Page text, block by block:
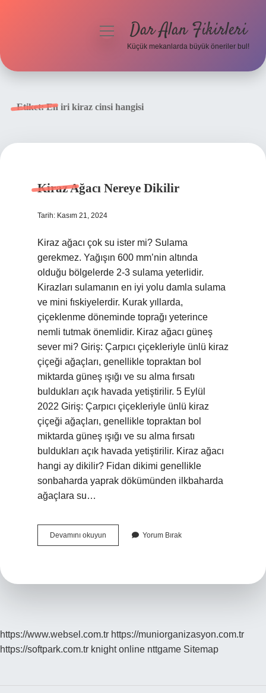
menüyüDar Alan Fikirleri
Küçük mekanlarda büyük öneriler bul!
Etiket:En iri kiraz cinsi hangisi
Kiraz Ağacı Nereye Dikilir
Tarih: Kasım 21, 2024
Kiraz ağacı çok su ister mi? Sulama
gerekmez. Yağışın 600 mm’nin altında
olduğu bölgelerde 2-3 sulama yeterlidir.
Kirazları sulamanın en iyi yolu damla sulama
ve mini fıskiyelerdir. Kurak yıllarda,
çiçeklenme döneminde toprağı yeterince
nemli tutmak önemlidir. Kiraz ağacı güneş
sever mi? Giriş: Çarpıcı çiçekleriyle ünlü kiraz
çiçeği ağaçları, genellikle topraktan bol
miktarda güneş ışığı ve su alma fırsatı
buldukları açık havada yetiştirilir. 5 Eylül
2022 Giriş: Çarpıcı çiçekleriyle ünlü kiraz
çiçeği ağaçları, genellikle topraktan bol
miktarda güneş ışığı ve su alma fırsatı
buldukları açık havada yetiştirilir. Kiraz ağacı
hangi ay dikilir? Fidan dikimi genellikle
sonbaharda yaprak dökümünden ilkbaharda
ağaçlara su…
Devamını okuyun
Ağacı
Yorum Bırak
https://www.websel.com.tr https://muniorganizasyon.com.tr
https://softpark.com.tr knight online nttgame Sitemap